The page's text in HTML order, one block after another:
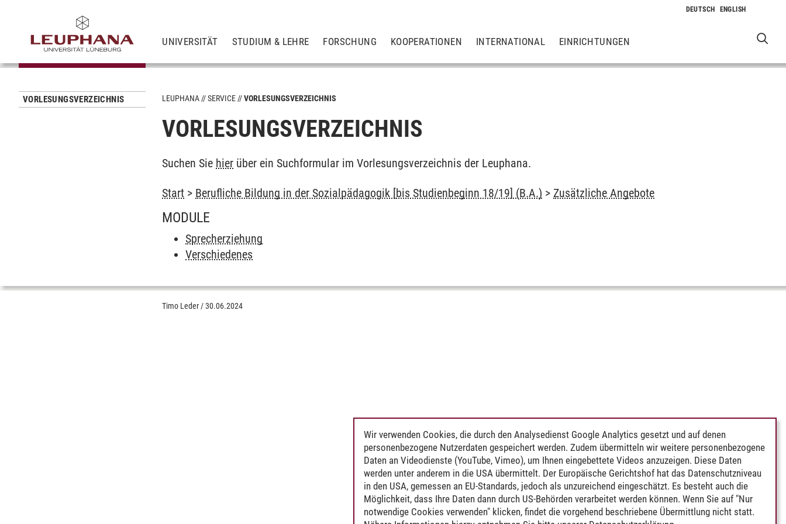
UNIVERSITÄT STUDIUM & LEHRE FORSCHUNG KOOPERATIONEN INTERNATIONAL EINRICHTUNGEN
VORLESUNGSVERZEICHNIS LEUPHANA SERVICE VORLESUNGSVERZEICHNIS
VORLESUNGSVERZEICHNIS
Suchen Sie hier über ein Suchformular im Vorlesungsverzeichnis der Leuphana.
Start > Berufliche Bildung in der Sozialpädagogik [bis Studienbeginn 18/19] (B.A.) > Zusätzliche Angebote
MODULE
Sprecherziehung
Verschiedenes
Timo Leder /30.06.2024
Wir verwenden Cookies, die durch den Analysedienst Google Analytics gesetzt und auf denen
personenbezogene Nutzerdaten gespeichert werden. Zudem übermitteln wir weitere personenbezogene
Daten an Videodienste (YouTube, Vimeo), um Ihnen eingebettete Videos anzuzeigen. Diese Daten
werden unter anderem in die USA übermittelt. Der Europäische Gerichtshof hat das Datenschutzniveau
in den USA, gemessen an EU-Standards, jedoch als unzureichend eingeschätzt. Es besteht auch die
Möglichkeit, dass Ihre Daten dann durch US-Behörden verarbeitet werden können. Wenn Sie auf "Nur
notwendige Cookies verwenden" klicken, findet die vorgehend beschriebene Übermittlung nicht statt.